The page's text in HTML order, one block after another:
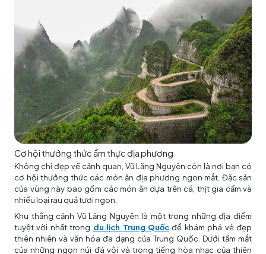
Cơ hội thưởng thức ẩm thực địa phương
Không chỉ đẹp về cảnh quan, Vũ Lăng Nguyên còn là nơi bạn có
cơ hội thưởng thức các món ăn địa phương ngon mắt. Đặc sản
của vùng này bao gồm các món ăn dựa trên cá, thịt gia cầm và
nhiều loại rau quả tươi ngon.
Khu thắng cảnh Vũ Lăng Nguyên là một trong những địa điểm
tuyệt vời nhất trong du lịch Trung Quốcđể khám phá vẻ đẹp
thiên nhiên và văn hóa đa dạng của Trung Quốc. Dưới tầm mắt
của những ngọn núi đá vôi và trong tiếng hòa nhạc của thiên